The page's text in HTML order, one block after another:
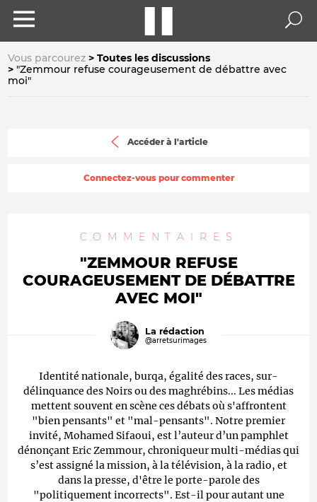
Vous parcourez
Toutes les discussions
"Zemmour refuse courageusement de débattre avec
moi"
Accéder à l'article
Connectez-vous pour commenter
COMMENTAIRES
"ZEMMOUR REFUSE
COURAGEUSEMENT DE DÉBATTRE
AVEC MOI"
La rédaction
@arretsurimages
Identité nationale, burqa, égalité des races, sur-
délinquance des Noirs ou des maghrébins... Les médias
mettent souvent en scène ces débats où s'affrontent
"bien pensants" et "mal-pensants". Notre premier
invité, Mohamed Sifaoui, est l’auteur d’un pamphlet
dénonçant Eric Zemmour, chroniqueur multi-médias qui
s’est assigné la mission, à la télévision, à la radio, et
dans la presse, d'être le porte-parole des
"politiquement incorrects". Est-il pour autant une